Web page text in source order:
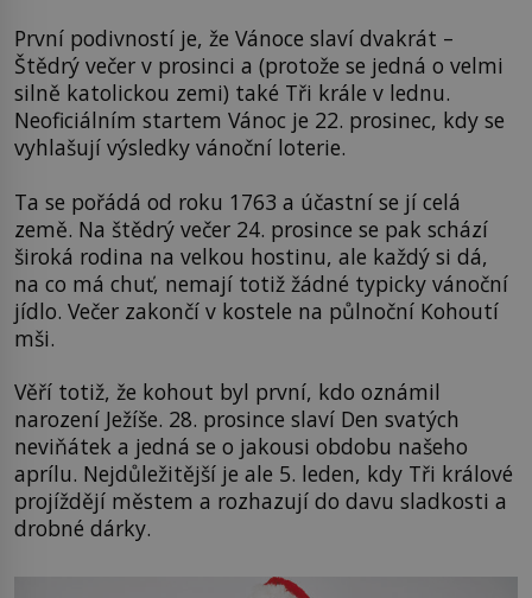
První podivností je, že Vánoce slaví dvakrát –
Štědrý večer v prosinci a (protože se jedná o velmi
silně katolickou zemi) také Tři krále v lednu.
Neoficiálním startem Vánoc je 22. prosinec, kdy se
vyhlašují výsledky vánoční loterie.
Ta se pořádá od roku 1763 a účastní se jí celá
země. Na štědrý večer 24. prosince se pak schází
široká rodina na velkou hostinu, ale každý si dá,
na co má chuť, nemají totiž žádné typicky vánoční
jídlo. Večer zakončí v kostele na půlnoční Kohoutí
mši.
Věří totiž, že kohout byl první, kdo oznámil
narození Ježíše. 28. prosince slaví Den svatých
neviňátek a jedná se o jakousi obdobu našeho
aprílu. Nejdůležitější je ale 5. leden, kdy Tři králové
projíždějí městem a rozhazují do davu sladkosti a
drobné dárky.